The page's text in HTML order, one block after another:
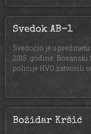
Svedok AB-1
Svedočio je u
2015. godine.
policije HVO zatvorili
»
Božidar Kršić